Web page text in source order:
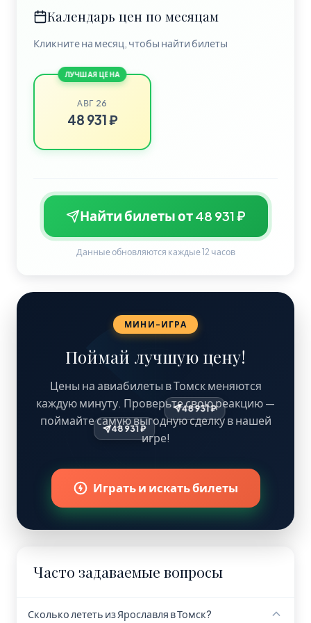
Календарь цен по месяцам
Кликните на месяц, чтобы найти билеты
ЛУЧШАЯ ЦЕНА
АВГ 26
48 931 ₽
Найти билеты от 48 931 ₽
Данные обновляются каждые 12 часов
48 931 ₽
48 931 ₽
МИНИ-ИГРА
Поймай лучшую цену!
Цены на авиабилеты в Томск меняются
каждую минуту. Проверьте свою реакцию —
поймайте самую выгодную сделку в нашей
игре!
Играть и искать билеты
Часто задаваемые вопросы
Сколько лететь из Ярославля в Томск?